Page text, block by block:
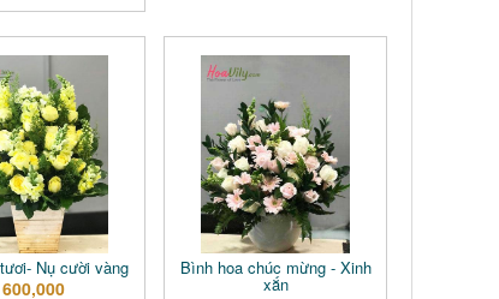
Nụ cười vàng
600,000
Bình hoa chúc mừng - Xinh
xắn